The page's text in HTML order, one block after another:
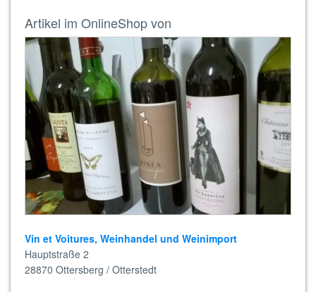
Artikel im OnlineShop von
Vin et Voitures, Weinhandel und Weinimport
Hauptstraße 2
28870 Ottersberg / Otterstedt